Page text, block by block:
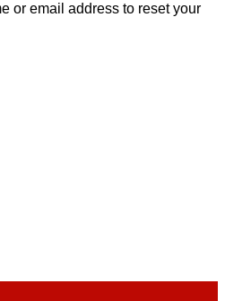
or email address to reset your